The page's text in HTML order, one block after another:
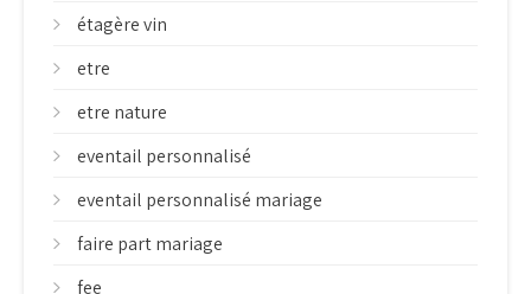
étagère vin
etre
etre nature
eventail personnalisé
eventail personnalisé mariage
faire part mariage
fee